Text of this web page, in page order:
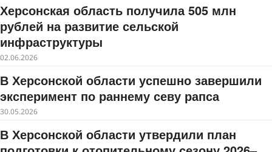
Херсонская область получила 505 млн
рублей на развитие сельской
инфраструктуры
02.06.2026
В Херсонской области успешно завершили
эксперимент по раннему севу рапса
30.05.2026
В Херсонской области утвердили план